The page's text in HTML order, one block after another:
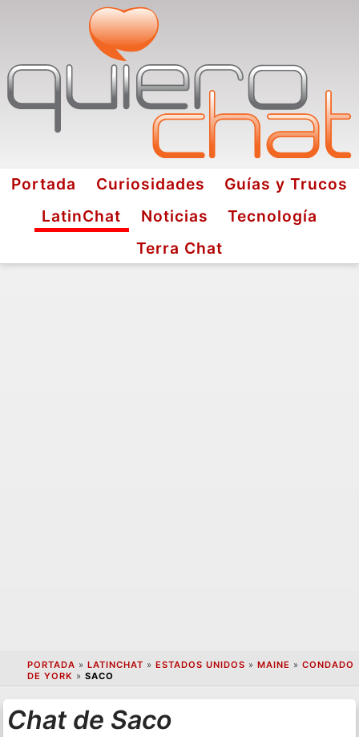
Portada Curiosidades
Guías y Trucos
LatinChat
Noticias
Tecnología
Terra Chat
PORTADA » LATINCHAT » ESTADOS UNIDOS » MAINE » CONDADO
DE YORK » SACO
Chat de Saco